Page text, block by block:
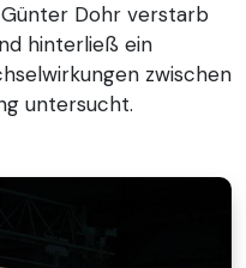
Dohr verstarb
hinterließ ein
zwischen
untersucht.